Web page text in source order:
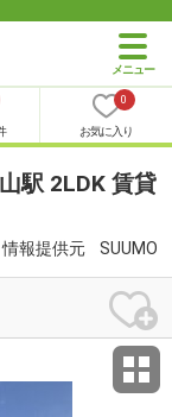
0
お気に入り
駅 2LDK 賃貸
情報提供元 SUUMO